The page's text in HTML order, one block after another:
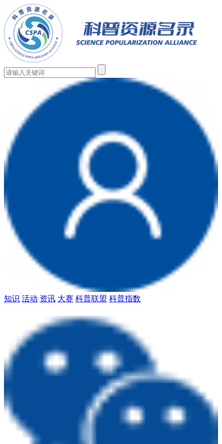
知识 活动 资讯 大赛 科普联盟 科普指数